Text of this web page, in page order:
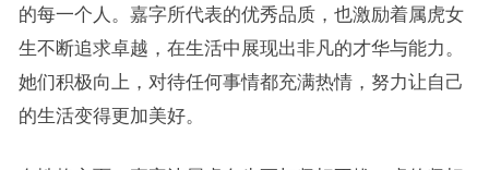
的每一个人。嘉字所代表的优秀品质，也激励着属虎女
生不断追求卓越，在生活中展现出非凡的才华与能力。
她们积极向上，对待任何事情都充满热情，努力让自己
的生活变得更加美好。